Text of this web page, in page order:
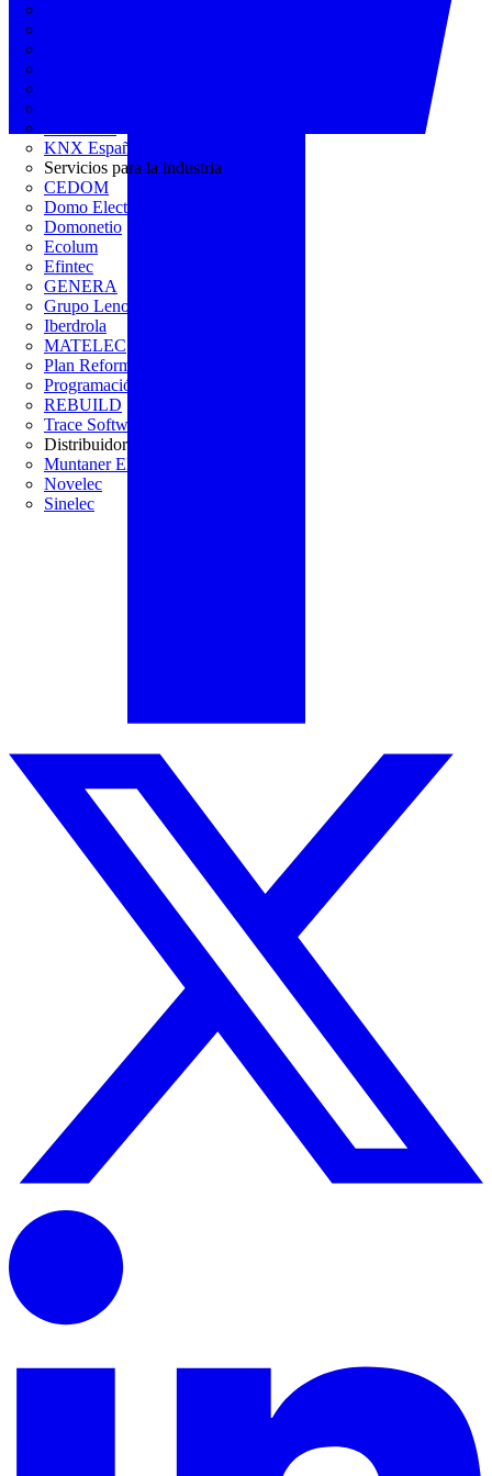
KNX España
Servicios para la industria
CEDOM
Domo Electra
Domonetio
Ecolum
Efintec
GENERA
Grupo Lenor
Iberdrola
MATELEC
Plan Reforma
Programación Integral
REBUILD
Trace Software
Distribuidor
Muntaner Electro
Novelec
Sinelec